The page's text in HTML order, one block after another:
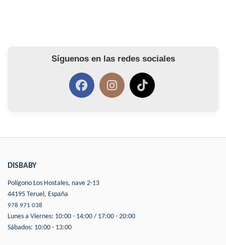
Síguenos en las redes sociales
DISBABY
Polígono Los Hostales, nave 2-13
44195 Teruel, España
978 971 038
Lunes a Viernes: 10:00 - 14:00 / 17:00 - 20:00
Sábados: 10:00 - 13:00